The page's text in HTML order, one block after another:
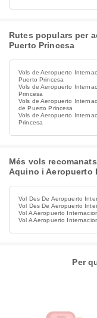
Rutes populars per
Puerto Princesa
Vols de Aeropuerto
Puerto Princesa
Vols de Aeropuerto
Princesa
Vols de Aeropuerto
de Puerto Princesa
Vols de Aeropuerto
Princesa
Més vols
Aquino i Aeropuerto
Vol Des De Aeropuerto
Vol Des De Aeropuerto
Vol A Aeropuerto
Vol A Aeropuerto
Per